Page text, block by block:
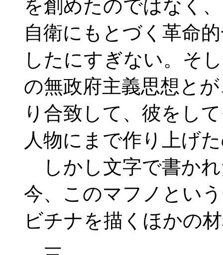
を創めたのではなく
自衛にもとづく革命
したにすぎない。そ
の無政府主義思想と
り合致して、彼をし
人物にまで作り上げ
しかし文字で書か
今、このマフノとい
ビチナを描くほかの